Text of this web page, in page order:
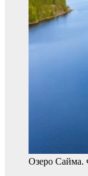
Озеро Сайма.